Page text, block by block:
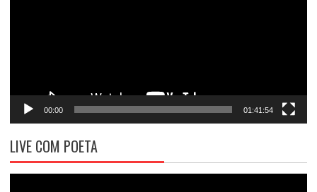
00:00 01:41:54
LIVE COM POETA